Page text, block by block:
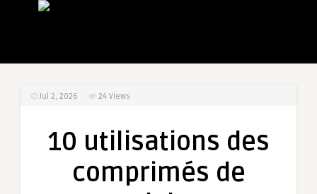
Jul 2, 2026 24 Views
10 utilisations des
comprimés de